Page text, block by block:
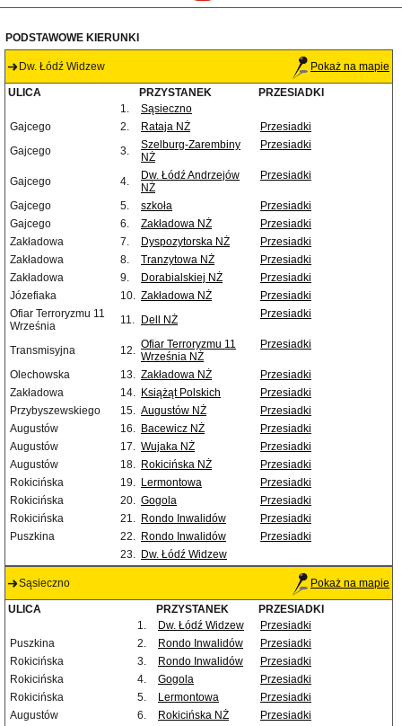
PODSTAWOWE KIERUNKI
Dw. Łódź Widzew Pokaż na mapie
ULICA PRZYSTANEK
PRZESIADKI
1.
Sąsieczno
Gajcego
2. Rataja NŻ
Przesiadki
Gajcego
3.
Szelburg-Zarembiny
NŻ
Przesiadki
Gajcego 4.
Dw. Łódź Andrzejów
NŻ
Przesiadki
Gajcego 5. szkoła
Przesiadki
Gajcego
6. Zakładowa NŻ
Przesiadki
Zakładowa
7. Dyspozytorska NŻ
Przesiadki
Zakładowa
8. Tranzytowa NŻ
Przesiadki
Zakładowa
9. Dorabialskiej NŻ
Przesiadki
Józefiaka
10. Zakładowa NŻ
Przesiadki
Ofiar Terroryzmu 11
Września
11. Dell NŻ Przesiadki
Transmisyjna 12. Ofiar Terroryzmu 11
Września NŻ
Przesiadki
Olechowska 13. Zakładowa NŻ
Przesiadki
Zakładowa
14. Książąt Polskich
Przesiadki
Przybyszewskiego
15. Augustów NŻ
Przesiadki
Augustów
16. Bacewicz NŻ
Przesiadki
Augustów
17. Wujaka NŻ
Przesiadki
Augustów
18. Rokicińska NŻ
Przesiadki
Rokicińska
19. Lermontowa
Przesiadki
Rokicińska
20. Gogola
Przesiadki
Rokicińska
21. Rondo Inwalidów
Przesiadki
Puszkina
22. Rondo Inwalidów
Przesiadki
23. Dw. Łódź Widzew
Sąsieczno Pokaż na mapie
ULICA PRZYSTANEK
PRZESIADKI
1.
Dw. Łódź Widzew
Przesiadki
Puszkina
2. Rondo Inwalidów
Przesiadki
Rokicińska
3. Rondo Inwalidów
Przesiadki
Rokicińska
4. Gogola
Przesiadki
Rokicińska
5. Lermontowa
Przesiadki
Augustów
6. Rokicińska NŻ
Przesiadki